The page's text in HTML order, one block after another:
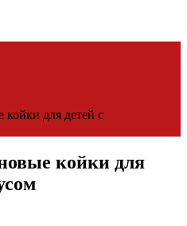
для детей с
койки для